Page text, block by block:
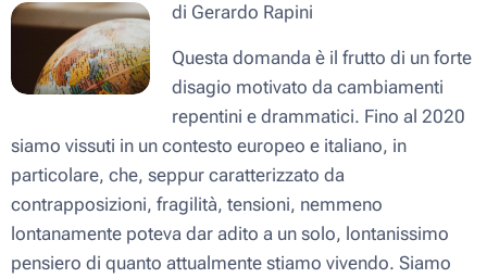
di Gerardo Rapini
Questa domanda è il frutto di un forte
disagio motivato da cambiamenti
repentini e drammatici. Fino al 2020
siamo vissuti in un contesto europeo e italiano, in
particolare, che, seppur caratterizzato da
contrapposizioni, fragilità, tensioni, nemmeno
lontanamente poteva dar adito a un solo, lontanissimo
pensiero di quanto attualmente stiamo vivendo. Siamo